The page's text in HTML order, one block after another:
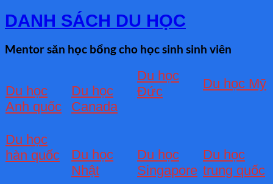
DANH SÁCH DU HỌC
Mentor săn học bổng cho học sinh sinh viên
Du học
Anh quốc
Du học
Canada
Du học
Đức
Du học Mỹ
Du học
hàn quốc
Du học
Nhật
Du học
Singapore
Du học
trung quốc